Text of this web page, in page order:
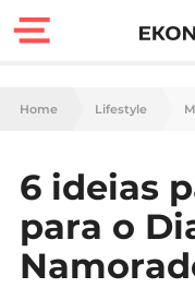
Finanças
Carreira
Casa
Home Lifestyle
6 ideias
para o